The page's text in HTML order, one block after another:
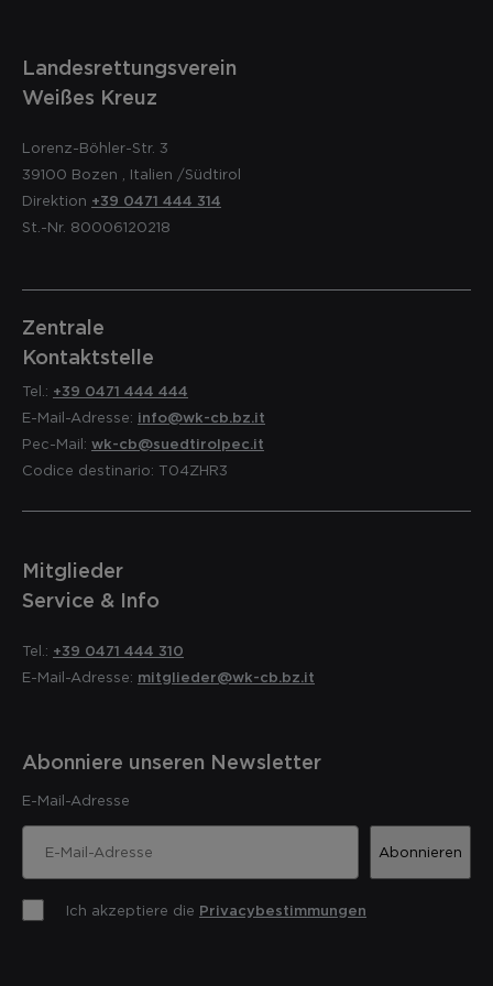
Landesrettungsverein
Weißes Kreuz
Lorenz-Böhler-Str. 3
39100 Bozen Italien /Südtirol
Direktion +39 0471 444 314
St.-Nr. 80006120218
Zentrale
Kontaktstelle
Tel.: +39 0471 444 444
E-Mail-Adresse: info@wk-cb.bz.it
Pec-Mail: wk-cb@suedtirolpec.it
Codice destinario: T04ZHR3
Mitglieder
Service & Info
Tel.: +39 0471 444 310
E-Mail-Adresse: mitglieder@wk-cb.bz.it
Abonniere unseren Newsletter
E-Mail-Adresse
Abonnieren
Ich akzeptiere die Privacybestimmungen